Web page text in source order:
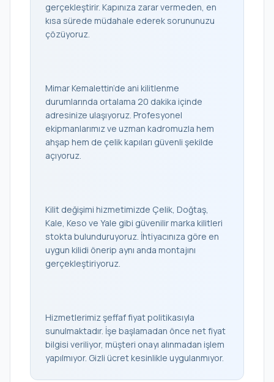
gerçekleştirir. Kapınıza zarar vermeden, en
kısa sürede müdahale ederek sorununuzu
çözüyoruz.
Mimar Kemalettin’de ani kilitlenme
durumlarında ortalama 20 dakika içinde
adresinize ulaşıyoruz. Profesyonel
ekipmanlarımız ve uzman kadromuzla hem
ahşap hem de çelik kapıları güvenli şekilde
açıyoruz.
Kilit değişimi hizmetimizde Çelik, Doğtaş,
Kale, Keso ve Yale gibi güvenilir marka kilitleri
stokta bulunduruyoruz. İhtiyacınıza göre en
uygun kilidi önerip aynı anda montajını
gerçekleştiriyoruz.
Hizmetlerimiz şeffaf fiyat politikasıyla
sunulmaktadır. İşe başlamadan önce net fiyat
bilgisi veriliyor, müşteri onayı alınmadan işlem
yapılmıyor. Gizli ücret kesinlikle uygulanmıyor.